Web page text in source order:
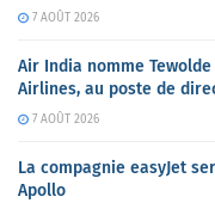
7 AOÛT 2026
Air India nomme
Airlines, au poste de
7 AOÛT 2026
La compagnie easyJet
Apollo